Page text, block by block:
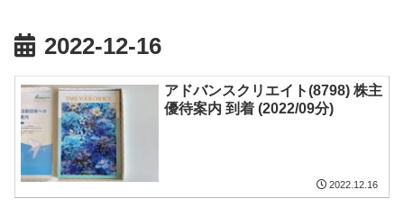
2022-12-16
アドバンスクリエイト(8798) 株主
優待案内 到着 (2022/09分)
2022.12.16